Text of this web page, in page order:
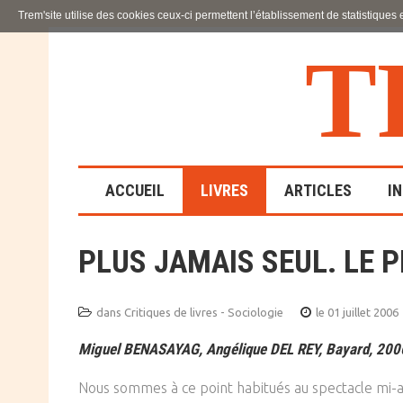
T
ACCUEIL LIVRES
LA FAMILLE
ÉDUCATIVE
SCIENCES HUMAINES
ARTICLES
PLUS JAMAIS SEUL. LE
dans Critiques de livres - Sociologie le 01 juillet 2006
Miguel BENASAYAG, Angélique DEL REY, Bayard,
Nous sommes à ce point habitués au spectacle
Trem'site utilise des cookies ceux-ci permettent l’établissement de statistiques